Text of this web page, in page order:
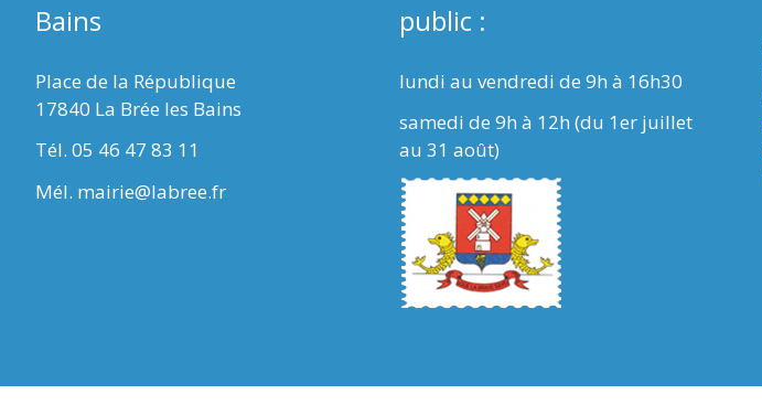
Bains
Place de la République
17840 La Brée les Bains
Tél. 05 46 47 83 11
Mél. mairie@labree.fr
public :
lundi au vendredi de 9h à 16h30
samedi de 9h à 12h (du 1er juillet
au 31 août)